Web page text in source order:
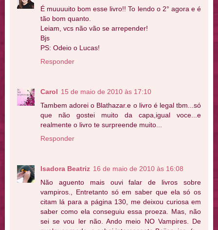
É muuuuito bom esse livro!! To lendo o 2° agora e é
tão bom quanto.
Leiam, vcs não vão se arrepender!
Bjs
PS: Odeio o Lucas!
Responder
Carol 15 de maio de 2010 às 17:10
Tambem adorei o Blathazar.e o livro é legal tbm...só
que não gostei muito da capa,igual voce...e
realmente o livro te surpreende muito...
Responder
Isadora Beatriz 16 de maio de 2010 às 16:08
Não aguento mais ouvi falar de livros sobre
vampiros., Entretanto só em saber que ela só os
citam lá para a página 130, me deixou curiosa em
saber como ela conseguiu essa proeza. Mas, não
sei se vou ler não. Ando meio NO Vampires. De